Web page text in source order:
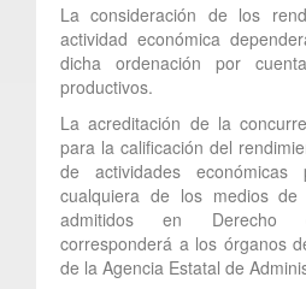
La consideración de los
actividad económica
dicha ordenación por
productivos.
La acreditación de la
para la calificación del
de actividades
cualquiera de los medios de
admitidos en Derecho
corresponderá a los órganos
de la Agencia Estatal de